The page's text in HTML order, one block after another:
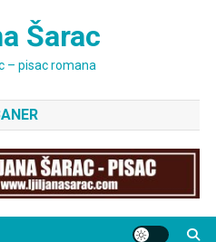
Šarac
– pisac romana